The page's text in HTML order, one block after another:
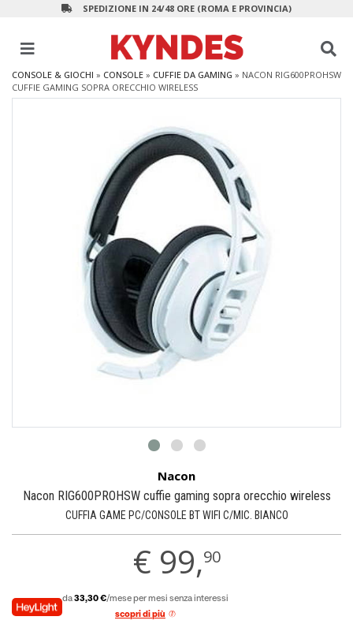
SPEDIZIONE IN 24/48 ORE (ROMA E PROVINCIA)
CONSOLE & GIOCHI » CONSOLE » CUFFIE DA GAMING » NACON RIG600PROHSW
CUFFIE GAMING SOPRA ORECCHIO WIRELESS
Nacon
Nacon RIG600PROHSW cuffie gaming sopra orecchio wireless
CUFFIA GAME PC/CONSOLE BT WIFI C/MIC. BIANCO
€ 99,90
da33,30 €/mese per mesi senza interessi
scopri di più